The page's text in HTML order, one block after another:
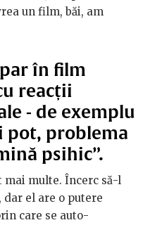
un film,băi, am
în film
reacții
- de exemplu
pot, problema
psihic”.
mai multe. Încerc să-l
el are o putere
care se auto-